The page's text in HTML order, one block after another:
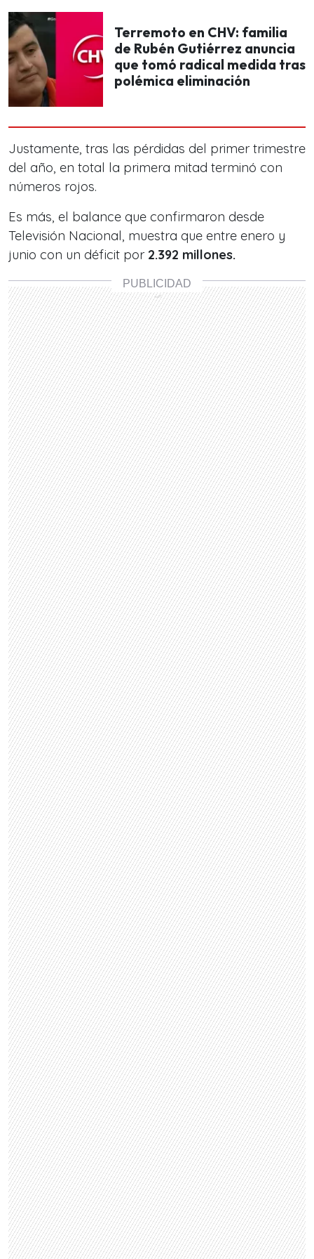
Terremoto en CHV: familia
de Rubén Gutiérrez anuncia
que tomó radical medida tras
polémica eliminación
Justamente, tras las pérdidas del primer trimestre
del año, en total la primera mitad terminó con
números rojos.
Es más, el balance que confirmaron desde
Televisión Nacional, muestra que entre enero y
junio con un déficit por 2.392 millones.